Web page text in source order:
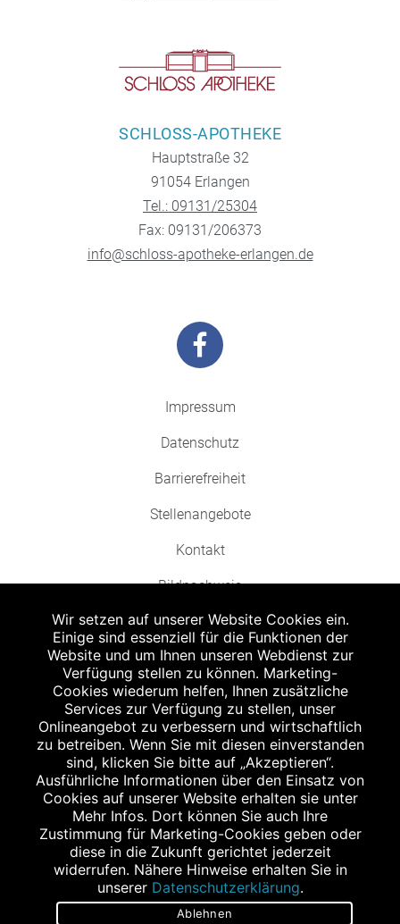
SCHLOSS-APOTHEKE
Hauptstraße 32
91054 Erlangen
Tel.: 09131/25304
Fax: 09131/206373
info@schloss-apotheke-erlangen.de
Impressum
Datenschutz
Barrierefreiheit
Stellenangebote
Kontakt
Bildnachweis
Abgabe in haushaltsüblichen Mengen, solange der Vorrat reicht. Für Druck-
und Satzfehler keine Haftung.
Zu Risiken und Nebenwirkungen lesen Sie die Packungsbeilage und fragen
Sie Ihren Arzt oder Apotheker.
Angabe nach der deutschen Arzneimitteltaxe Apothekenerstattungspreis
(AEP). Der AEP ist keine unverbindliche Preisempfehlung der Hersteller. Der
AEP ist ein von den Apotheken in Ansatz gebrachter Preis für rezeptfreie
Arzneimittel. Er entspricht in der Höhe dem für Apotheken verbindlichen
Abgabepreis, zu dem eine Apotheke in bestimmten Fällen (z.B. bei Kindern
unter 12 Jahren) das Produkt mit der gesetzlichen Krankenversicherung
abrechnet. Der AEP ist der allgemeine Erstattungspreis im Falle einer
Kostenübernahme durch die gesetzlichen Krankenkassen, vor Abzug eines
Zwangsrabattes (zur Zeit 5%) nach §130 Abs. 1 SGB V.
Unverbindliche Preisempfehlung des Herstellers (UVP).
Wir setzen auf unserer Website Cookies ein.
Einige sind essenziell für die Funktionen der
Website und um Ihnen unseren Webdienst zur
Verfügung stellen zu können. Marketing-
Cookies wiederum helfen, Ihnen zusätzliche
Services zur Verfügung zu stellen, unser
Onlineangebot zu verbessern und wirtschaftlich
zu betreiben. Wenn Sie mit diesen einverstanden
sind, klicken Sie bitte auf „Akzeptieren“.
Ausführliche Informationen über den Einsatz von
Cookies auf unserer Website erhalten sie unter
Mehr Infos. Dort können Sie auch Ihre
Zustimmung für Marketing-Cookies geben oder
diese in die Zukunft gerichtet jederzeit
widerrufen. Nähere Hinweise erhalten Sie in
unserer Datenschutzerklärung.
Ablehnen